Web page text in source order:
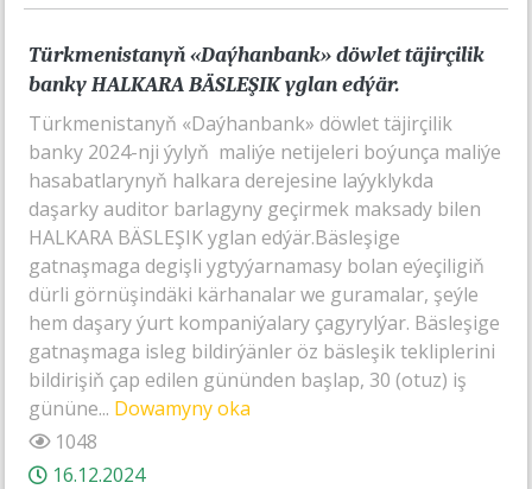
Türkmenistanyň «Daýhanbank» döwlet täjirçilik
banky HALKARA BÄSLEŞIK yglan edýär.
Türkmenistanyň «Daýhanbank» döwlet täjirçilik
banky 2024-nji ýylyň maliýe netijeleri boýunça maliýe
hasabatlarynyň halkara derejesine laýyklykda
daşarky auditor barlagyny geçirmek maksady bilen
HALKARA BÄSLEŞIK yglan edýär.Bäsleşige
gatnaşmaga degişli ygtyýarnamasy bolan eýeçiligiň
dürli görnüşindäki kärhanalar we guramalar, şeýle
hem daşary ýurt kompaniýalary çagyrylýar. Bäsleşige
gatnaşmaga isleg bildirýänler öz bäsleşik tekliplerini
bildirişiň çap edilen gününden başlap, 30 (otuz) iş
gününe... Dowamyny oka
1048
16.12.2024